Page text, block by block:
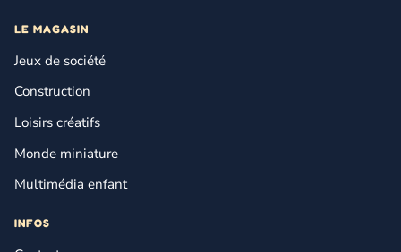
LE MAGASIN
Jeux de société
Construction
Loisirs créatifs
Monde miniature
Multimédia enfant
INFOS